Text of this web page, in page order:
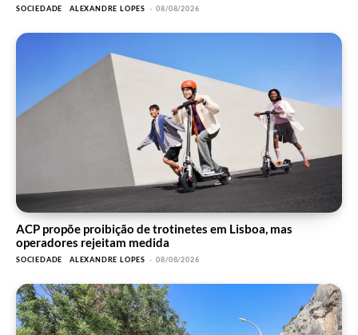
SOCIEDADE ALEXANDRE LOPES - 08/08/2026
ACP propõe proibição de trotinetes em Lisboa, mas
operadores rejeitam medida
SOCIEDADE ALEXANDRE LOPES - 08/08/2026